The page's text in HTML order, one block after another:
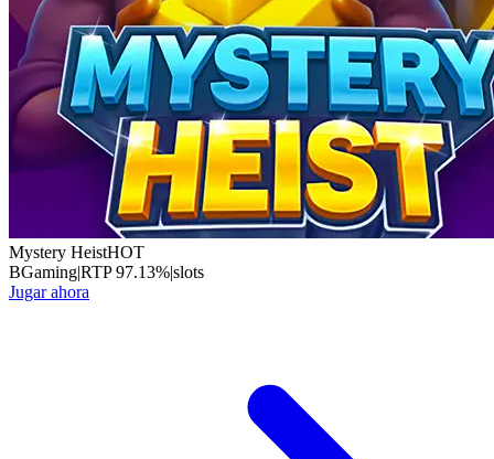
Mystery HeistHOT
BGaming|RTP97.13%|slots
Jugar ahora